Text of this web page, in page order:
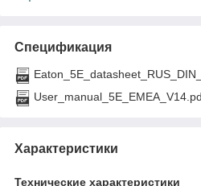
Спецификация
Характеристики
Технические характеристики